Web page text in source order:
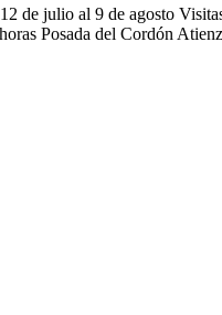
de julio al 9 de agosto
Posada del Cordón